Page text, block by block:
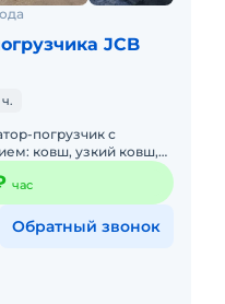
JCB
погрузчик с
ковш, узкий ковш,
заказ
час
Обратный звонок